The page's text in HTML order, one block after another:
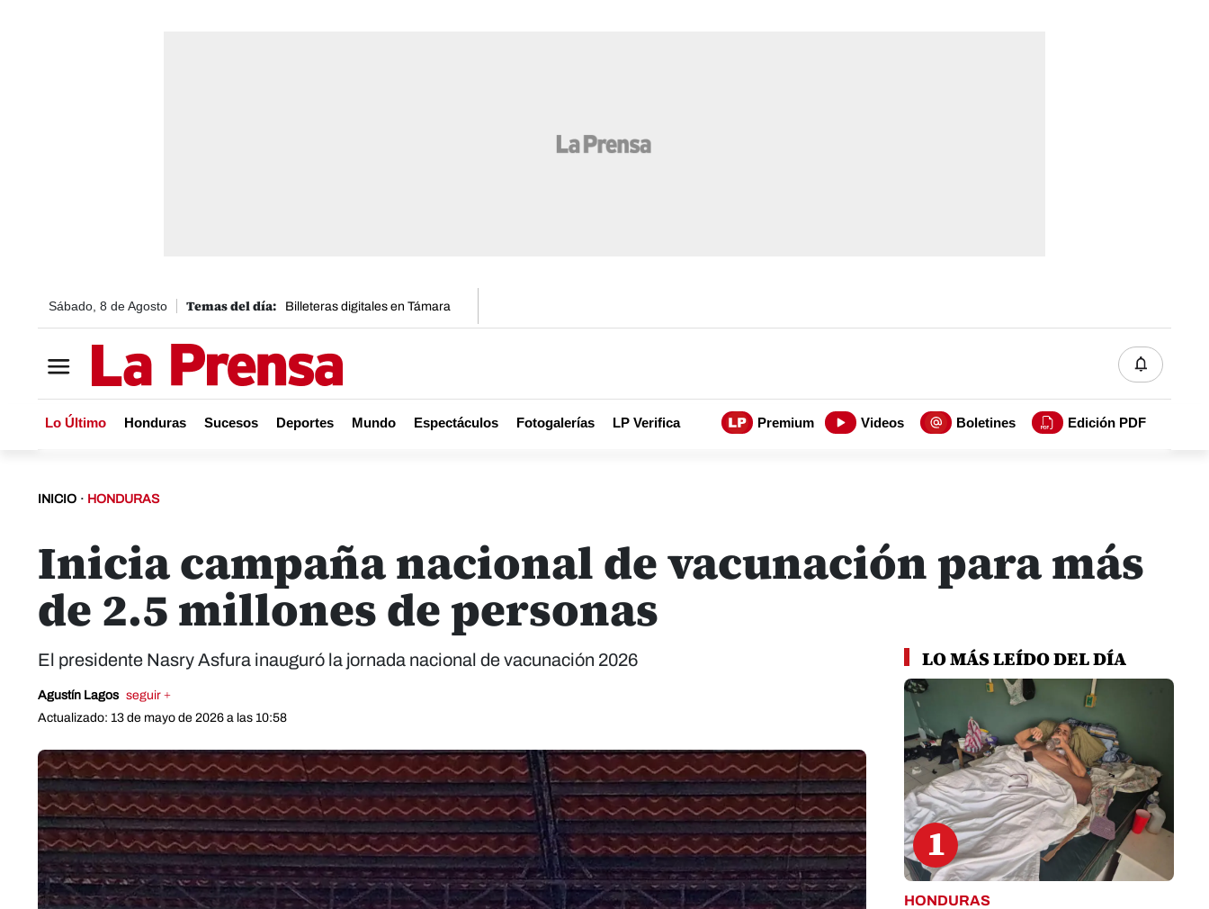
Sábado, 8 de Agosto Billeteras digitales en Támara
Lo Último Honduras Sucesos Deportes Mundo Espectáculos Fotogalerías LP Verifica Premium Videos Boletines Edición PDF
INICIO · HONDURAS
Inicia campaña nacional de vacunación para más
de 2.5 millones de personas
El presidente Nasry Asfura inauguró la jornada nacional de vacunación 2026
Agustín Lagos seguir +
Actualizado: 13 de mayo de 2026 a las 10:58
LO MÁS LEÍDO DEL DÍA
1
HONDURAS